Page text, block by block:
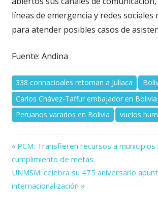
líneas de emergencia y redes
para atender posibles casos de
Fuente: Andina
338 connacioales retornan a Juliaca
Carlos Chávez-Taffur embajador en Bolivia
Peruanos varados en Bolivia
vuelos
Navegación
de
entradas
Previous
Post:
PCM: Transfieren recursos a municipios
cumplimiento de metas.
Next
Post:
UNMSM: celebra su 475 aniversario
internacionalización